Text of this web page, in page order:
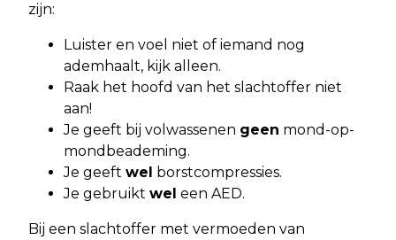
zijn:
Luister en voel niet of iemand nog
ademhaalt, kijk alleen.
Raak het hoofd van het slachtoffer niet
aan!
Je geeft bij volwassenen geen mond-op-
mondbeademing.
Je geeft wel borstcompressies.
Je gebruikt wel een AED.
Bij een slachtoffer met vermoeden van